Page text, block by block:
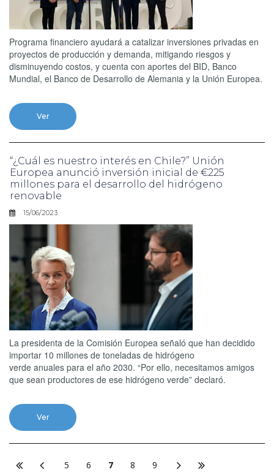
Programa financiero ayudará a catalizar inversiones privadas en
proyectos de producción y demanda, mitigando riesgos y
disminuyendo costos, y cuenta con aportes del BID, Banco
Mundial, el Banco de Desarrollo de Alemania y la Unión Europea.
Ver
“¿Cuál es nuestro interés en Chile?” Unión
Europea anunció inversión inicial de €225
millones para el desarrollo del hidrógeno
renovable
15/06/2023
La presidenta de la Comisión Europea señaló que han decidido
importar 10 millones de toneladas de hidrógeno
verde anuales para el año 2030. “Por ello, necesitamos amigos
que sean productores de ese hidrógeno verde” declaró.
Ver
5 6 7 8 9